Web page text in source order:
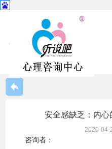
安全感缺乏：内心
2020-04-
咨询者：